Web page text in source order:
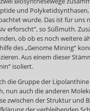
und
wurde. Das ist für uns
erforscht“, so Süßmuth.
ob ob es noch weitere
des „Genome Mining“
Aus einem dieser
isoliert.
die Gruppe der
nun auch die anderen
zwischen der Struktur und